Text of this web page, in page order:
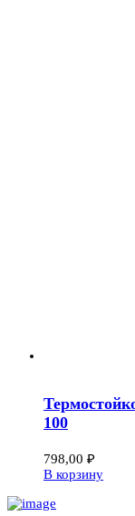
100
798,00 ₽
В корзину